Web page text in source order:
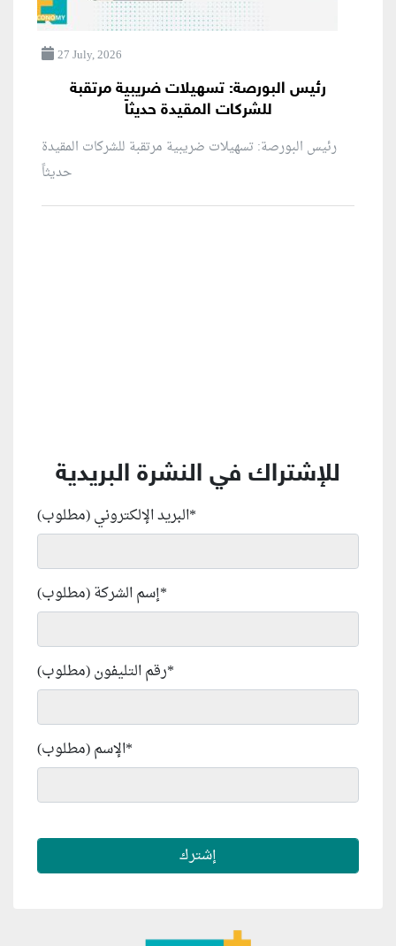
27 July, 2026
رئيس البورصة: تسهيلات ضريبية مرتقبة
للشركات المقيدة حديثاً
رئيس البورصة: تسهيلات ضريبية مرتقبة للشركات المقيدة
للإشتراك في النشرة البريدية
البريد الإلكتروني (مطلوب)*
إسم الشركة (مطلوب)*
رقم التليفون (مطلوب)*
الإسم (مطلوب)*